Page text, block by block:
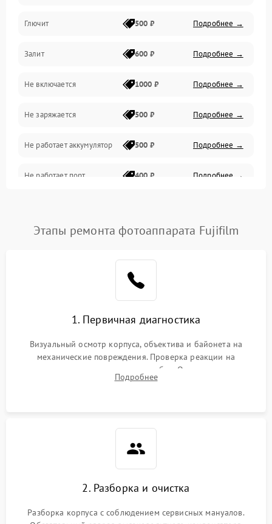
Матрица и оптика
Питание и питание цепей
Проблемы с картами памяти
Объективы
Программные сбои
Коммуникации и интерфейсы
Глючит 500 ₽ Подробнее →
Залит 600 ₽ Подробнее →
Не включается 1000 ₽ Подробнее →
Не заряжается 500 ₽ Подробнее →
Не работает аккумулятор 500 ₽ Подробнее →
Не работает порт 400 ₽ Подробнее →
Этапы ремонта фотоаппарата Fujifilm
1. Первичная диагностика
Визуальный осмотр корпуса, объектива и байонета на
механические повреждения. Проверка реакции на
включение, считывание кодов ошибок. Оценка состояния
матрицы и затвора, проверка работы автофокуса и вспышки.
Подробнее
2. Разборка и очистка
Разборка корпуса с соблюдением сервисных мануалов.